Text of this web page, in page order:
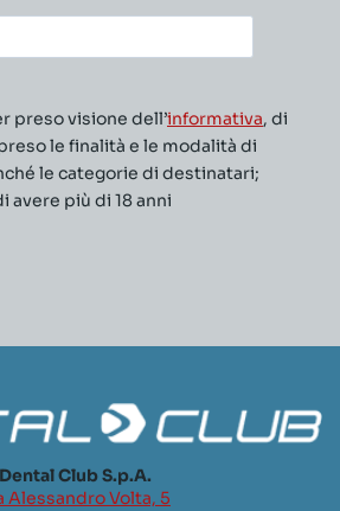
preso visione dell’informativa, di
le finalità e le modalità di
le categorie di destinatari;
avere più di 18 anni
Dental Club S.p.A.
Alessandro Volta, 5